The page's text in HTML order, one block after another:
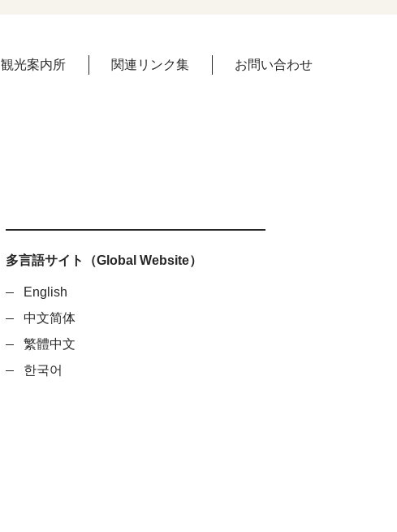
観光案内所 関連リンク集 お問い合わせ
多言語サイト（Global Website）
English
中文简体
繁體中文
한국어